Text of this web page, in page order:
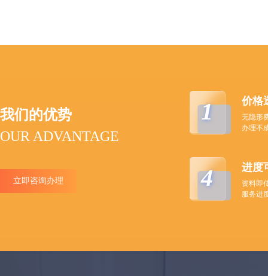
我们的优势
OUR ADVANTAGE
立即咨询办理
1 价格
无隐形
办理不
4 进度
资料即
服务进